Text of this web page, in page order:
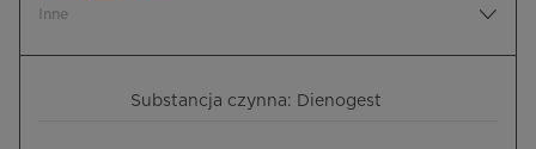
Inne
Substancja czynna: Dienogest